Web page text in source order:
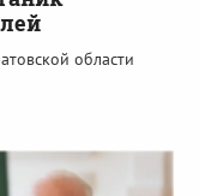
области